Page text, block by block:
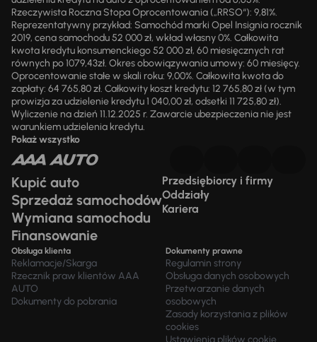
Rzeczywista Roczna Stopa Oprocentowania („RRSO“): 9,81%.
Reprezentatywny przykład: Samochód marki Opel Insignia rocznik
2019, cena samochodu 52 000 zł, wkład własny 0%. Całkowita
kwota kredytu konsumenckiego 52 000 zł, 60 miesięcznych rat
równych po 1079,43zł. Okres obowiązywania umowy: 60 miesięcy.
Oprocentowanie stałe w skali roku: 9,00%. Całkowita kwota do
zapłaty: 64 765,80 zł. Całkowity koszt kredytu: 12 765,80 zł (w tym
prowizja za udzielenie kredytu 1 040,00 zł, odsetki 11 725,80 zł).
Wyliczenie na dzień 11.12.2025 r. Zawarcie ubezpieczenia nie jest
warunkiem udzielenia kredytu.
Pokaż wszystko
Kupić auto
Sprzedaż samochodów
Wymiana samochodu
Finansowanie
Przedsiębiorcy i firmy
Oddziały
Kariera
Obsługa klienta
Reklamacje/Skarga
Rzecznik praw klientów AAA
AUTO
Dokumenty do pobrania
Dokumenty prawne
Regulamin strony
Obsługa danych osobowych
Przetwarzanie danych
osobowych
Zasady korzystania z plików
cookies
Ustawienia plików cookie